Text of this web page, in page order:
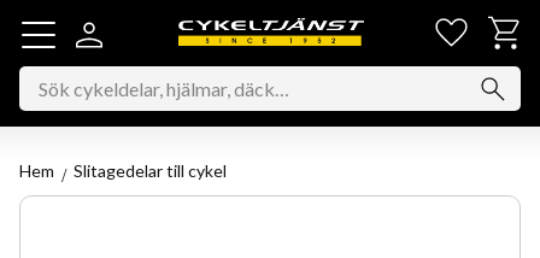
Meny
Hem Slitagedelar till cykel